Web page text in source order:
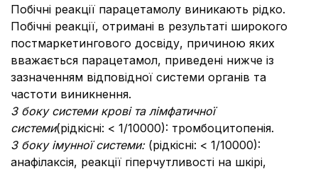
Побічні реакції парацетамолу виникають рідко.
Побічні реакції, отримані в результаті широкого
постмаркетингового досвіду, причиною яких
вважається парацетамол, приведені нижче із
зазначенням відповідної системи органів та
частоти виникнення.
З боку системи крові та лімфатичної
системи(рідкісні: < 1/10000): тромбоцитопенія.
З боку імунної системи: (рідкісні: < 1/10000):
анафілаксія, реакції гіперчутливості на шкірі,